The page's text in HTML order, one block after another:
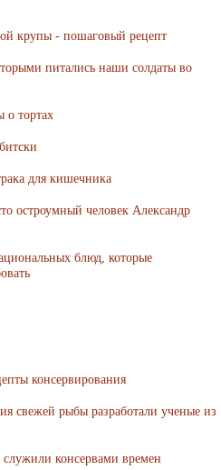
крупы - пошаговый рецепт
питались наши солдаты во
о тортах
для кишечника
остроумный человек Александр
блюд, которые
консервирования
свежей рыбы разработали ученые из
консервами времен